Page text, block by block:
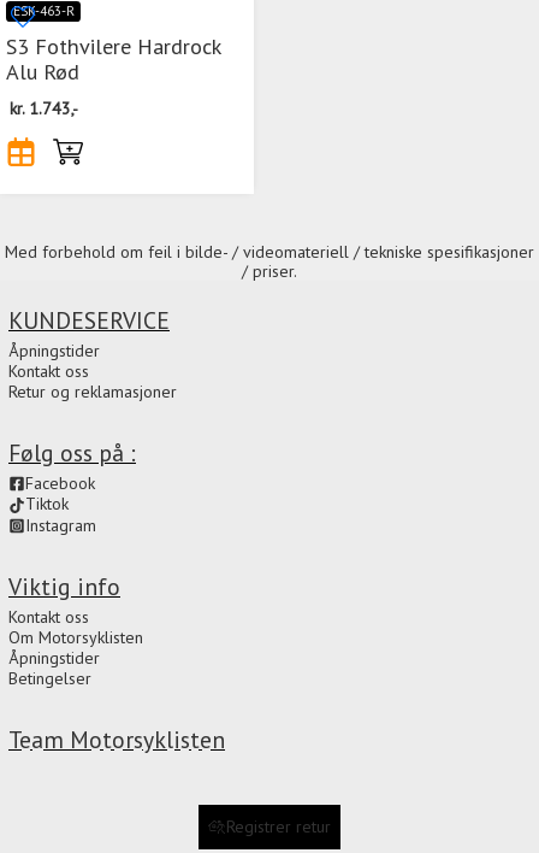
ESK-463-R
S3 Fothvilere Hardrock
Alu Rød
kr. 1.743,-
Med forbehold om feil i bilde- / videomateriell / tekniske spesifikasjoner
/ priser.
Team Motorsyklisten
Viktig info
Kontakt oss
Om Motorsyklisten
Åpningstider
Betingelser
Følg oss på :
Facebook
Tiktok
Instagram
KUNDESERVICE
Åpningstider
Kontakt oss
Retur og reklamasjoner
Registrer retur